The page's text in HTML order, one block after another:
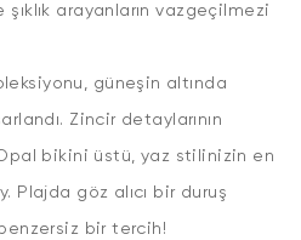
arayanların vazgeçilmezi
güneşin altında
Zincir detaylarının
bikini üstü, yaz stilinizin en
Plajda göz alıcı bir duruş
benzersiz bir tercih!